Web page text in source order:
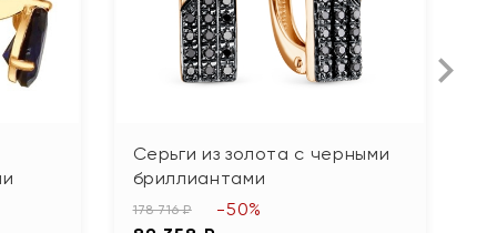
Серьги из золота с черными
бриллиантами
178 716 ₽ -50%